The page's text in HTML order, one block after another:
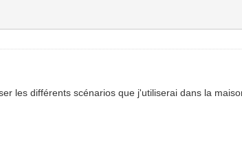
les différents scénarios que j'utiliserai dans la